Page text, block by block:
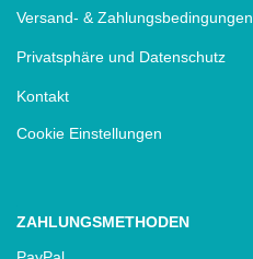
Versand- & Zahlungsbedingungen
Privatsphäre und Datenschutz
Kontakt
Cookie Einstellungen
ZAHLUNGSMETHODEN